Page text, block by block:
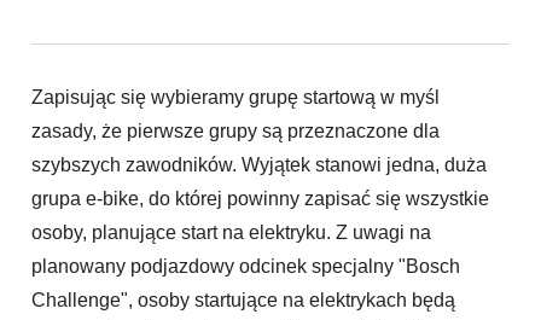
Zapisując się wybieramy grupę startową w myśl
zasady, że pierwsze grupy są przeznaczone dla
szybszych zawodników. Wyjątek stanowi jedna, duża
grupa e-bike, do której powinny zapisać się wszystkie
osoby, planujące start na elektryku. Z uwagi na
planowany podjazdowy odcinek specjalny "Bosch
Challenge", osoby startujące na elektrykach będą